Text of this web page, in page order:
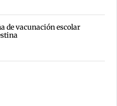
de vacunación escolar